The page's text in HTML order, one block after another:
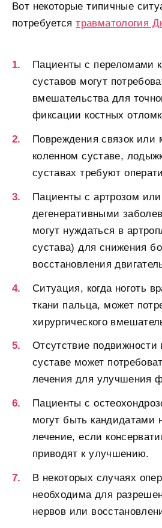
Вот некоторые типичные
потребуетсятравматология
Пациенты с переломами
суставов могут
вмешательства для
фиксации костных
Повреждения связок или
коленном суставе,
суставах требуют
Пациенты с артрозом
дегенеративными
могут нуждаться в
сустава) для снижения
восстановления
Ситуация, когда ноготь
ткани пальца, может
хирургического
Отсутствие подвижности
суставе может
лечения для улучшения
Пациенты с
могут быть кандидатами
лечение, если
приводят к улучшению.
В некоторых случаях
необходима для
нервов или